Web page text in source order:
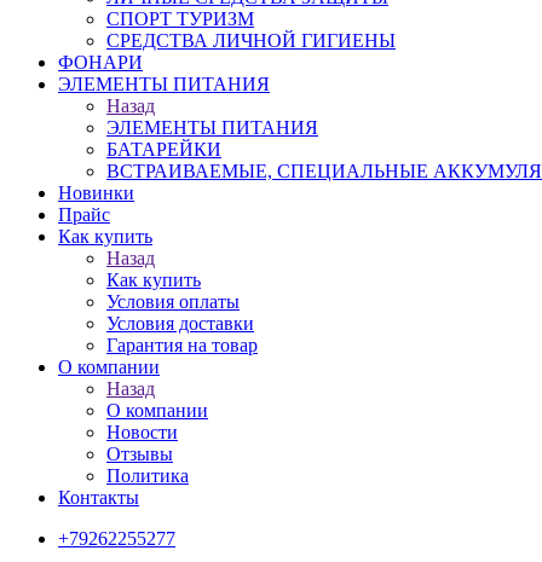
СПОРТ ТУРИЗМ
СРЕДСТВА ЛИЧНОЙ ГИГИЕНЫ
ФОНАРИ
ЭЛЕМЕНТЫ ПИТАНИЯ
Назад
ЭЛЕМЕНТЫ ПИТАНИЯ
БАТАРЕЙКИ
ВСТРАИВАЕМЫЕ, СПЕЦИАЛЬНЫЕ
Новинки
Прайс
Как купить
Назад
Как купить
Условия оплаты
Условия доставки
Гарантия на товар
О компании
Назад
О компании
Новости
Отзывы
Политика
Контакты
+79262255277